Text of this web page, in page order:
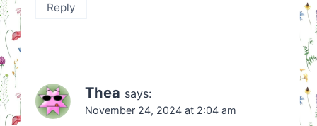
Reply
Thea says:
November 24, 2024 at 2:04 am